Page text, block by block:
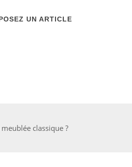
UN ARTICLE
classique ?